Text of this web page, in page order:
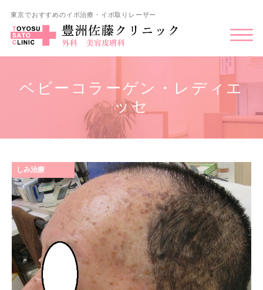
東京でおすすめのイボ治療・イボ取りレーザー
ベビーコラーゲン・レディエ
ッセ
しみ治療